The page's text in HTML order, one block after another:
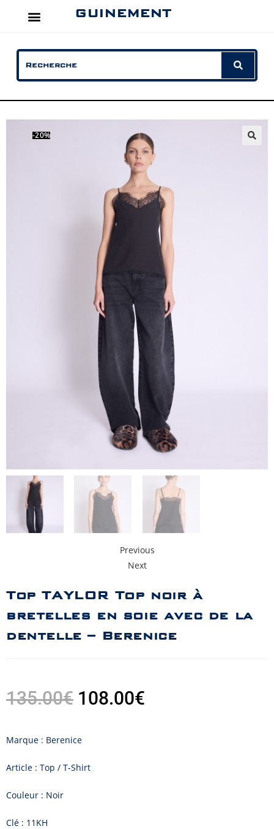
GUINEMENT
-20%
Previous
Next
Top TAYLOR Top noir à
bretelles en soie avec de la
dentelle – Berenice
135.00€ 108.00€
Marque : Berenice
Article : Top / T-Shirt
Couleur : Noir
Clé : 11KH